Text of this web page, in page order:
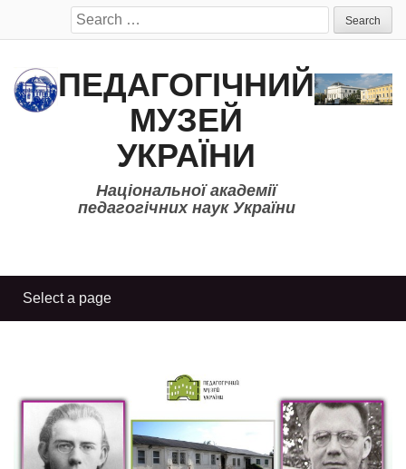
Search
for:
ПЕДАГОГІЧНИЙ
МУЗЕЙ
УКРАЇНИ
Національної академії
педагогічних наук України